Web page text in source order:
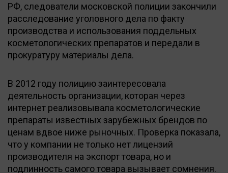
РФ, следователи московской полиции закончили
расследование уголовного дела по факту
производства и использования поддельных
косметологических препаратов и передали в
прокуратуру материалы дела.
В 2012 году полицию заинтересовала
деятельность организации, которая через
интернет реализовывала косметологические
препараты известных зарубежных брендов по
ценам вдвое ниже рыночных. Проверка показала,
что у компании не только нет лицензий
производителя на экспорт товара, но и
подлинность самого товара вызывает сомнения.